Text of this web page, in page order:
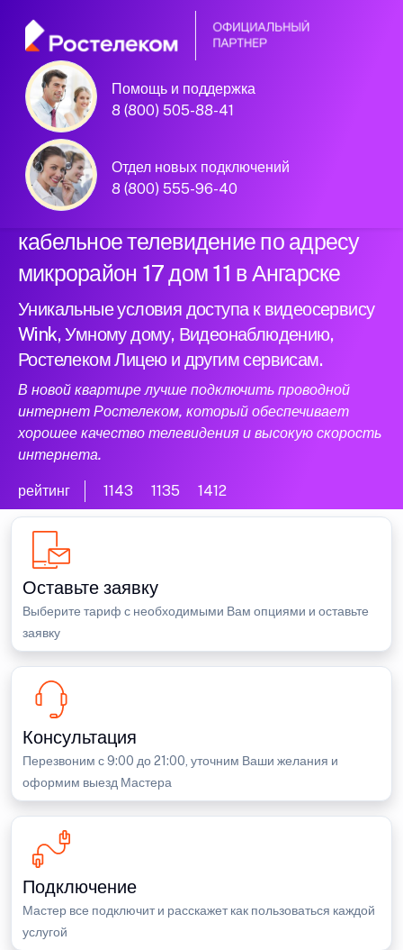
Помощь и поддержка
8 (800) 505-88-41
Отдел новых подключений
8 (800) 555-96-40
Официальный
партнер Ростелеком
Подключили новый интернет и
кабельное телевидение по адресу
микрорайон 17 дом 11 в Ангарске
Уникальные условия доступа к видеосервису
Wink, Умному дому, Видеонаблюдению,
Ростелеком Лицею и другим сервисам.
В новой квартире лучше подключить проводной
интернет Ростелеком, который обеспечивает
хорошее качество телевидения и высокую скорость
интернета.
рейтинг 1143 1135 1412
Оставьте заявку
Выберите тариф с необходимыми Вам опциями и оставьте
заявку
Консультация
Перезвоним с 9:00 до 21:00, уточним Ваши желания и
оформим выезд Мастера
Подключение
Мастер все подключит и расскажет как пользоваться каждой
услугой